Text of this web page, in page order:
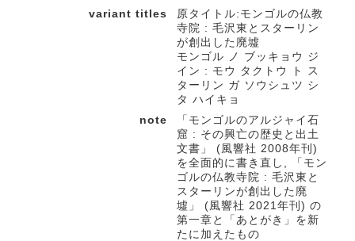
variant titles
原タイトル:モンゴルの仏教
寺院 : 毛沢東とスターリン
が創出した廃墟
モンゴル ノ ブッキョウ ジ
イン : モウ タクトウ ト ス
ターリン ガ ソウシュツ シ
タ ハイキョ
note
「モンゴルのアルジャイ石
窟 : その興亡の歴史と出土
文書」 (風響社 2008年刊)
を全面的に書き直し, 「モン
ゴルの仏教寺院 : 毛沢東と
スターリンが創出した廃
墟」 (風響社 2021年刊) の
第一章と「あとがき」を新
たに加えたもの